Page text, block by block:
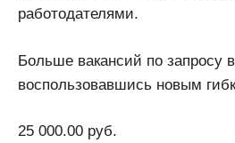
работодателями.
Больше вакансий по запросу
воспользовавшись новым
25 000.00 руб.